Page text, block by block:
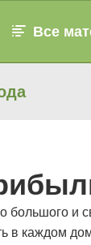
Все
большого и
в каждом